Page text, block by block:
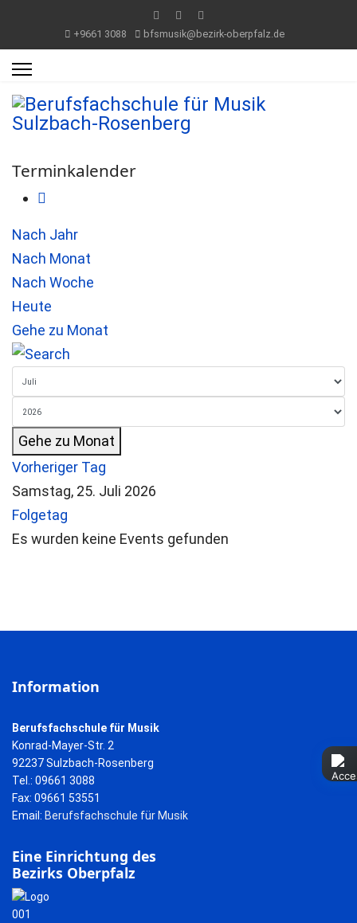
+9661 3088 bfsmusik@bezirk-oberpfalz.de
Terminkalender
Nach Jahr
Nach Monat
Nach Woche
Heute
Gehe zu Monat
Gehe zu Monat
Vorheriger Tag
Samstag, 25. Juli 2026
Folgetag
Es wurden keine Events gefunden
Information
Berufsfachschule für Musik
Konrad-Mayer-Str. 2
92237 Sulzbach-Rosenberg
Tel.: 09661 3088
Fax: 09661 53551
Email: Berufsfachschule für Musik
Eine Einrichtung des
Bezirks Oberpfalz